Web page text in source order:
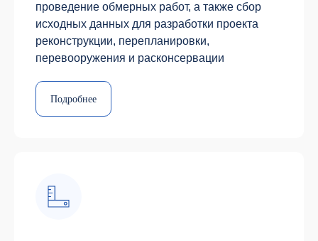
проведение обмерных работ, а также сбор
исходных данных для разработки проекта
реконструкции, перепланировки,
перевооружения и расконсервации
Подробнее